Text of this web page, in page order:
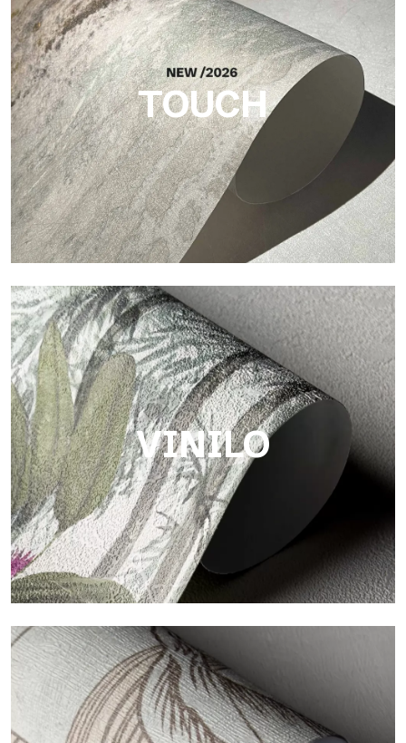
Acabado inspirado en las fibras naturales, con un relieve
esencial que aporta equilibrio, profundidad y una materialidad
elegante a la superficie.
TOUCH
Touch
Acabado con trama fibrosa e irregular, con una textura suave
que aporta calidez y autenticidad a la superficie.
VINILO
Vinilo
Los acabados vinílicos de los papeles pintados de
Tecnografica ofrecen superficies resistentes, texturizadas y
visualmente sofisticadas.